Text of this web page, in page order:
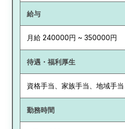
給与
月給 240000円 ~ 350000円
待遇・福利厚生
資格手当、家族手当、地域手
勤務時間